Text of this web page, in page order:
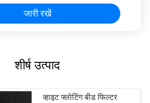
जारी रखें
शीर्ष उत्पाद
व्हाइट फ्लोटिंग बीड फिल्टर